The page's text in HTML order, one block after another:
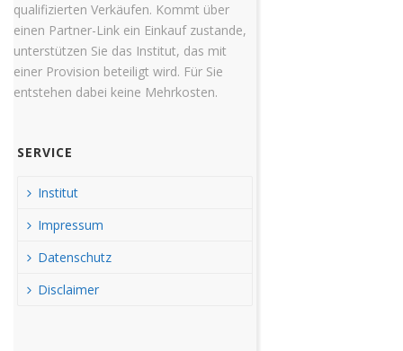
qualifizierten Verkäufen. Kommt über
einen Partner-Link ein Einkauf zustande,
unterstützen Sie das Institut, das mit
einer Provision beteiligt wird. Für Sie
entstehen dabei keine Mehrkosten.
SERVICE
Institut
Impressum
Datenschutz
Disclaimer